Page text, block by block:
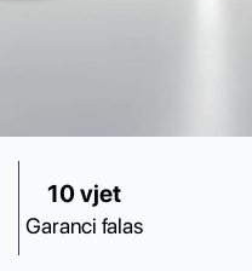
10 vjet
Garanci falas